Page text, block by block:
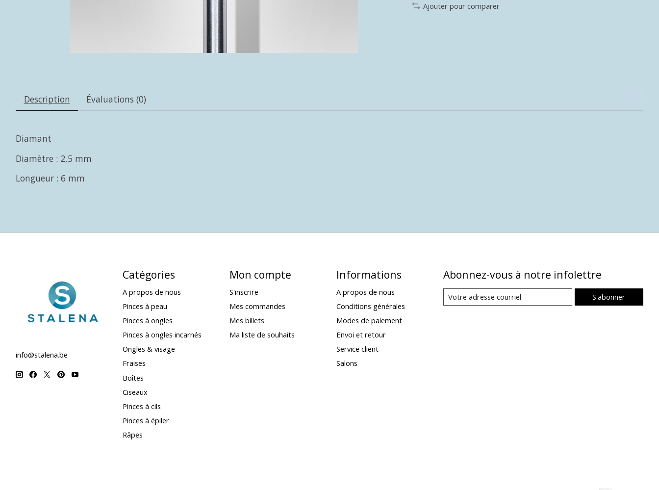
Ajouter pour comparer
Description Évaluations (0)
Diamant
Diamètre : 2,5 mm
Longueur : 6 mm
info@stalena.be
Catégories
A propos de nous
Pinces à peau
Pinces à ongles
Pinces à ongles incarnés
Ongles & visage
Fraises
Boîtes
Ciseaux
Pinces à cils
Pinces à épiler
Râpes
Mon compte
S'inscrire
Mes commandes
Mes billets
Ma liste de souhaits
Informations
A propos de nous
Conditions générales
Modes de paiement
Envoi et retour
Service client
Salons
Abonnez-vous à notre infolettre
S'abonner